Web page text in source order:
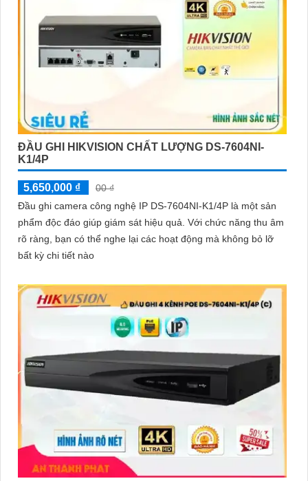
ĐẦU GHI HIKVISION CHẤT LƯỢNG DS-7604NI-
K1/4P
5,650,000 ₫
00 ₫
Đầu ghi camera công nghệ IP DS-7604NI-K1/4P là một sản
phẩm độc đáo giúp giám sát hiệu quả. Với chức năng thu âm
rõ ràng, bạn có thể nghe lại các hoạt động mà không bỏ lỡ
bất kỳ chi tiết nào